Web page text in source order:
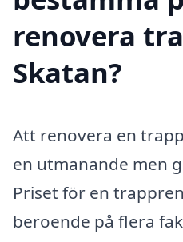
renovera
Skatan?
Att renovera en
en utmanande men
Priset för en
beroende på flera